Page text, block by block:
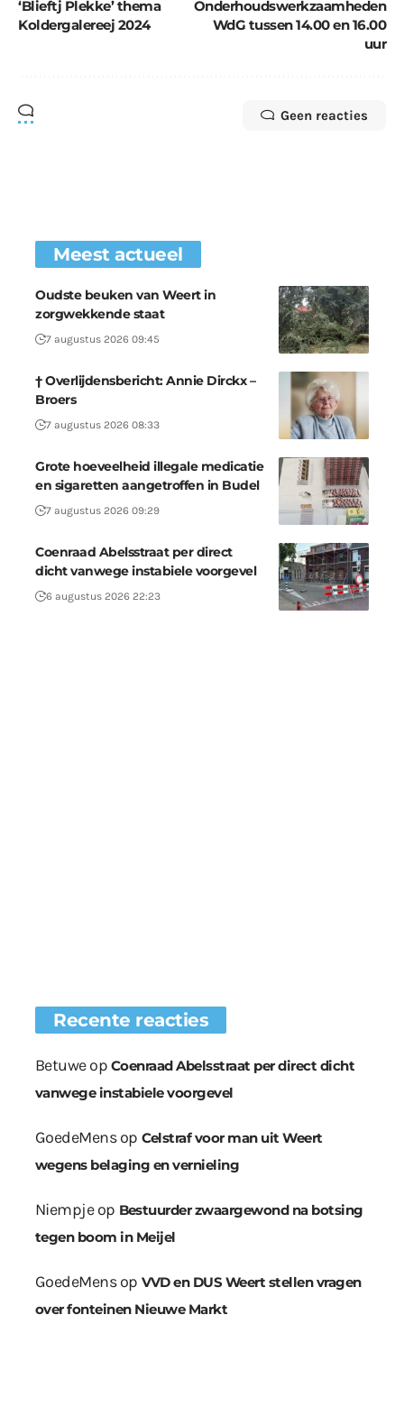
‘Blieftj Plekke’ thema
Koldergalereej 2024
Onderhoudswerkzaamheden
WdG tussen 14.00 en 16.00
uur
Geen reacties
Meest actueel
Oudste beuken van Weert in
zorgwekkende staat
7 augustus 2026 09:45
† Overlijdensbericht: Annie Dirckx –
Broers
7 augustus 2026 08:33
Grote hoeveelheid illegale medicatie
en sigaretten aangetroffen in Budel
7 augustus 2026 09:29
Coenraad Abelsstraat per direct
dicht vanwege instabiele voorgevel
6 augustus 2026 22:23
Recente reacties
Betuweop Coenraad Abelsstraat per direct dicht
vanwege instabiele voorgevel
GoedeMensop Celstraf voor man uit Weert
wegens belaging en vernieling
Niempjeop Bestuurder zwaargewond na botsing
tegen boom in Meijel
GoedeMensop VVD en DUS Weert stellen vragen
over fonteinen Nieuwe Markt